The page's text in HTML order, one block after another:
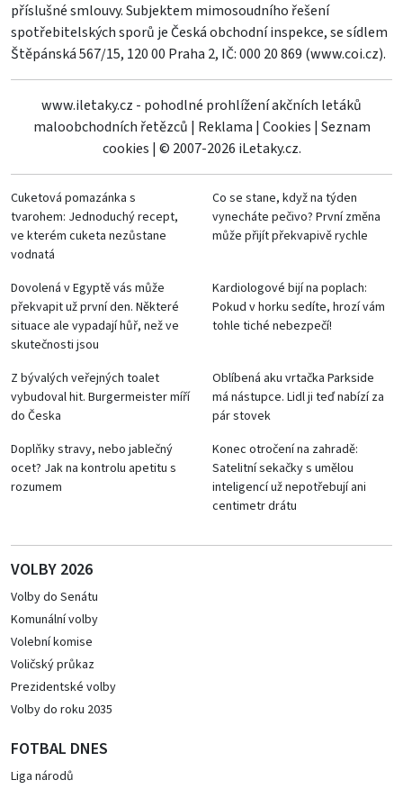
příslušné smlouvy. Subjektem mimosoudního řešení
spotřebitelských sporů je Česká obchodní inspekce, se sídlem
Štěpánská 567/15, 120 00 Praha 2, IČ: 000 20 869 (www.coi.cz).
www.iletaky.cz - pohodlné prohlížení akčních letáků
maloobchodních řetězců | Reklama | Cookies | Seznam
cookies | © 2007-2026 iLetaky.cz.
Cuketová pomazánka s
tvarohem: Jednoduchý recept,
ve kterém cuketa nezůstane
vodnatá
Co se stane, když na týden
vynecháte pečivo? První změna
může přijít překvapivě rychle
Dovolená v Egyptě vás může
překvapit už první den. Některé
situace ale vypadají hůř, než ve
skutečnosti jsou
Kardiologové bijí na poplach:
Pokud v horku sedíte, hrozí vám
tohle tiché nebezpečí!
Z bývalých veřejných toalet
vybudoval hit. Burgermeister míří
do Česka
Oblíbená aku vrtačka Parkside
má nástupce. Lidl ji teď nabízí za
pár stovek
Doplňky stravy, nebo jablečný
ocet? Jak na kontrolu apetitu s
rozumem
Konec otročení na zahradě:
Satelitní sekačky s umělou
inteligencí už nepotřebují ani
centimetr drátu
VOLBY 2026
Volby do Senátu
Komunální volby
Volební komise
Voličský průkaz
Prezidentské volby
Volby do roku 2035
FOTBAL DNES
Liga národů